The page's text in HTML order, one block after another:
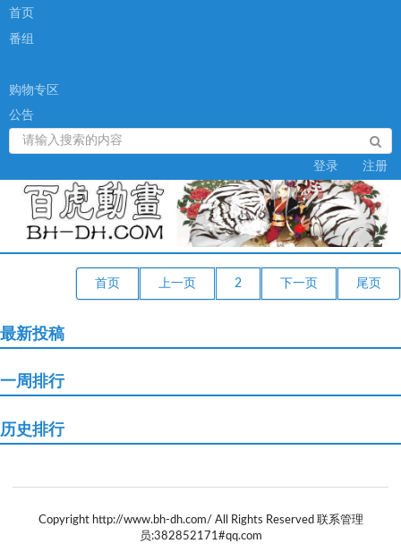
首页
番组
购物专区
公告
登录 注册
首页 上一页 下一页 尾页
最新投稿
一周排行
历史排行
Copyright http://www.bh-dh.com/ All Rights Reserved 联系管理
员:382852171#qq.com